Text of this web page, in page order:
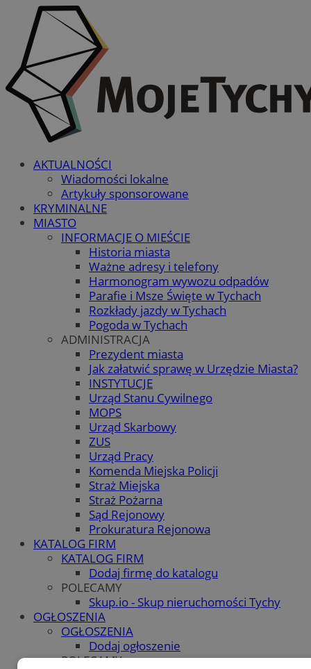
AKTUALNOŚCI
Wiadomości lokalne
Artykuły sponsorowane
KRYMINALNE
MIASTO
INFORMACJE O MIEŚCIE
Historia miasta
Ważne adresy i telefony
Harmonogram wywozu odpadów
Parafie i Msze Święte w Tychach
Rozkłady jazdy w Tychach
Pogoda w Tychach
ADMINISTRACJA
Prezydent miasta
Jak załatwić sprawę w Urzędzie Miasta?
INSTYTUCJE
Urząd Stanu Cywilnego
MOPS
Urząd Skarbowy
ZUS
Urząd Pracy
Komenda Miejska Policji
Straż Miejska
Straż Pożarna
Sąd Rejonowy
Prokuratura Rejonowa
KATALOG FIRM
KATALOG FIRM
Dodaj firmę do katalogu
POLECAMY
Skup.io - Skup nieruchomości Tychy
OGŁOSZENIA
OGŁOSZENIA
Dodaj ogłoszenie
POLECAMY